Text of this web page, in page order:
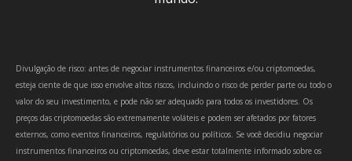
Divulgação de risco: antes de negociar instrumentos financeiros e/ou criptomoedas,
esteja ciente de que isso envolve altos riscos, incluindo o risco de perder parte ou todo o
valor do seu investimento, e pode não ser adequado para todos os investidores. Os
preços das criptomoedas são extremamente voláteis e podem ser afetados por fatores
externos, como eventos financeiros, regulatórios ou políticos. Se você decidiu negociar
instrumentos financeiros ou criptomoedas, deve estar totalmente informado sobre os